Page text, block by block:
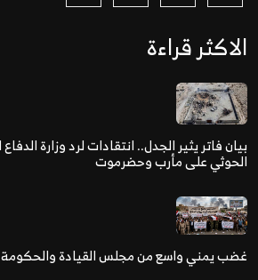
الاكثر قراءة
بيان فاتر يثير الجدل.. انتقادات لرد وزارة
الحوثي على مأرب وحضرموت
غضب يمني واسع من مجلس القيادة والحكومة